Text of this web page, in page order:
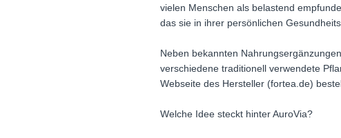
vielen Menschen als belastend
das sie in ihrer persönlichen
Neben bekannten
verschiedene traditionell verwendete
Webseite des Hersteller (fortea.de)
Welche Idee steckt hinter AuroVia?